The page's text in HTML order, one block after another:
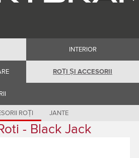
INTERIOR
ROȚI ȘI ACCESORII
ROȚI JANTE
- Black Jack